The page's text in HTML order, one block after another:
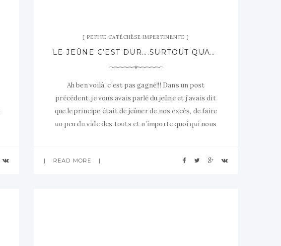
PETITE CATÉCHÈSE IMPERTINENTE
LE JEÛNE C’EST DUR….SURTOUT QUAND YA DES C..EN FACE!
Ah ben voilà, c’est pas gagné!!! Dans un post
précédent, je vous avais parlé du jeûne et j’avais dit
que le principe était de jeûner de nos excès, de faire
un peu du vide des touts et n’importe quoi qui nous
READ MORE